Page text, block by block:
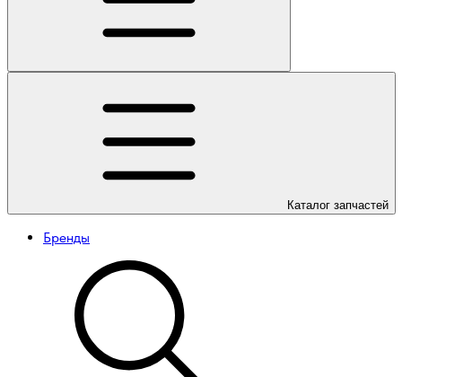
Каталог запчастей
Бренды